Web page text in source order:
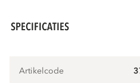
SPECIFICATIES
Artikelcode